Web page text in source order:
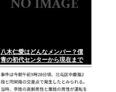
八木仁愛はどんなメンバー？僕
青の初代センターから現在まで
の活動を紹介